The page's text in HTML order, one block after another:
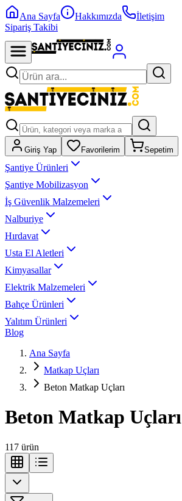
Ana Sayfa Hakkımızda
İletişim
Sipariş Takibi
Giriş Yap Favorilerim Sepetim
Şantiye Ürünleri
Şantiye Mobilizasyon
İş Güvenlik Malzemeleri
Nalburiye
Hırdavat
Usta El Aletleri
Kimyasallar
Elektrik Malzemeleri
Bahçe Ürünleri
Yalıtım Ürünleri
Blog
Ana Sayfa
Matkap Uçları
Beton Matkap Uçları
Beton Matkap Uçları
117 ürün